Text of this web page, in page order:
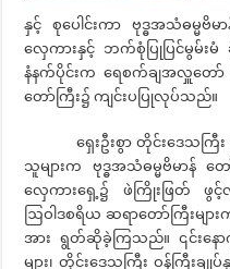
နှင့် စုပေါင်းကာ ဗုဒ္ဓအသံဓမ္မ
လှေကားနှင့် ဘက်စုံပြုပြင်မွမ်း
နံနက်ပိုင်းက ရေစက်ချအလှူတော်
တော်ကြီး၌ ကျင်းပပြုလုပ်သည်။
ရှေးဦးစွာ တိုင်းဒေသကြီး ဝန်
သူများက ဗုဒ္ဓအသံဓမ္မဗိမာန်
လှေကားရှေ့၌ ဖဲကြိုးဖြတ် ဖွင့်
ဩဝါဒစရိယ ဆရာတော်ကြီးမျာ
အား ရွတ်ဆိုခဲ့ကြသည်။ ၎င်းနေ
များ၊ တိုင်းဒေသကြီး ဝန်ကြီးခ